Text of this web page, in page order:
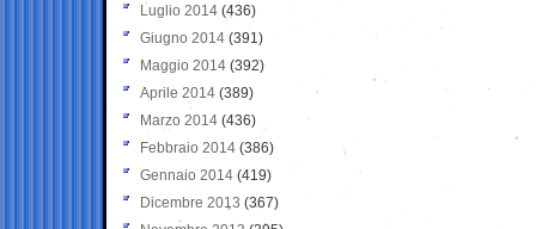
Luglio 2014 (436)
Giugno 2014 (391)
Maggio 2014 (392)
Aprile 2014 (389)
Marzo 2014 (436)
Febbraio 2014 (386)
Gennaio 2014 (419)
Dicembre 2013 (367)